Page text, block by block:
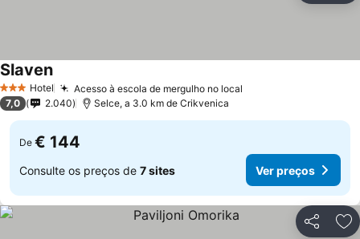
3 EstrelasHotel Acesso à escola de mergulho no local
Slaven
7,0 2.040 Selce, a 3.0 km de Crikvenica
De € 144
Consulte os preços de 7 sites Ver preços
Partilhar